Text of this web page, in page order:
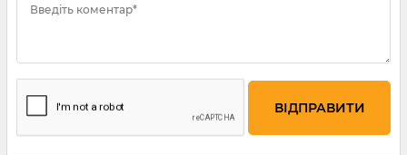
Введіть коментар*